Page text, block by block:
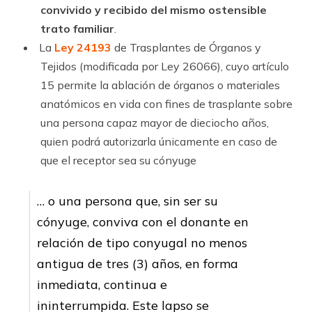
convivido y recibido del mismo ostensible
trato familiar.
La Ley 24193 de Trasplantes de Órganos y
Tejidos (modificada por Ley 26066), cuyo ar­tícu­lo
15 permite la ablación de órganos o materiales
anatómicos en vida con fines de trasplante sobre
una persona capaz mayor de dieciocho años,
quien podrá autorizarla únicamente en caso de
que el receptor sea su cónyuge
… o una persona que, sin ser su
cónyuge, conviva con el donante en
relación de tipo conyugal no menos
antigua de tres (3) años, en forma
inmediata, continua e
ininterrumpida. Este lapso se